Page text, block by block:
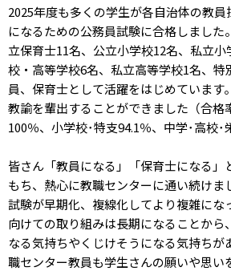
2025年度も多くの学生が各自治体の教
になるための公務員試験に合格しました
立保育士11名、公立小学校12名、私立
校・高等学校6名、私立高等学校1名、特
員、保育士として活躍をはじめています
教諭を輩出することができました（合格
100％、小学校･特支94.1％、中学･高校･
皆さん「教員になる」「保育士になる」
もち、熱心に教職センターに通い続けま
試験が早期化、複線化してより複雑にな
向けての取り組みは⾧期になることから
なる気持ちやくじけそうになる気持ちが
職センター教員も学生さんの願いや思い